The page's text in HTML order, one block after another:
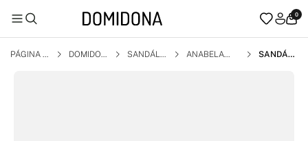
0
PÁGINA I
DOMIDON
SANDÁLI
ANABELA
SANDÁLI